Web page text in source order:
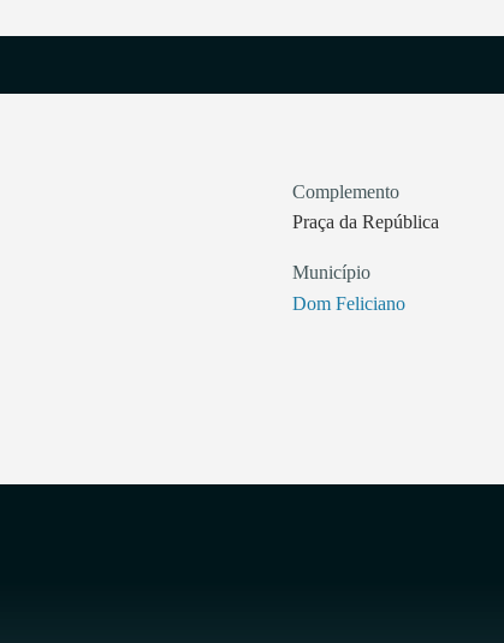
Complemento
Praça da República
Município
Dom Feliciano